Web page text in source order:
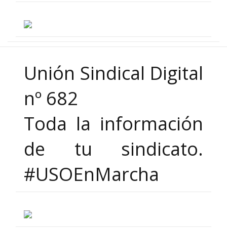
Unión Sindical Digital
nº 682
Toda la información
de tu sindicato.
#USOEnMarcha